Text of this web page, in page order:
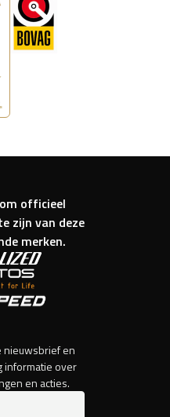
officieel
zijn van deze
merken.
nieuwsbrief en
informatie over
en acties.